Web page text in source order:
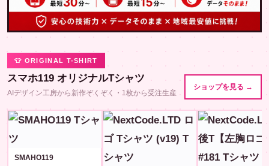
👕 ORIGINAL T-SHIRT
スマホ119 オリジナルTシャツ
AIデザイン工房から新作ぞくぞく・1枚から受注生産
ショップを見る →
SMAHO119